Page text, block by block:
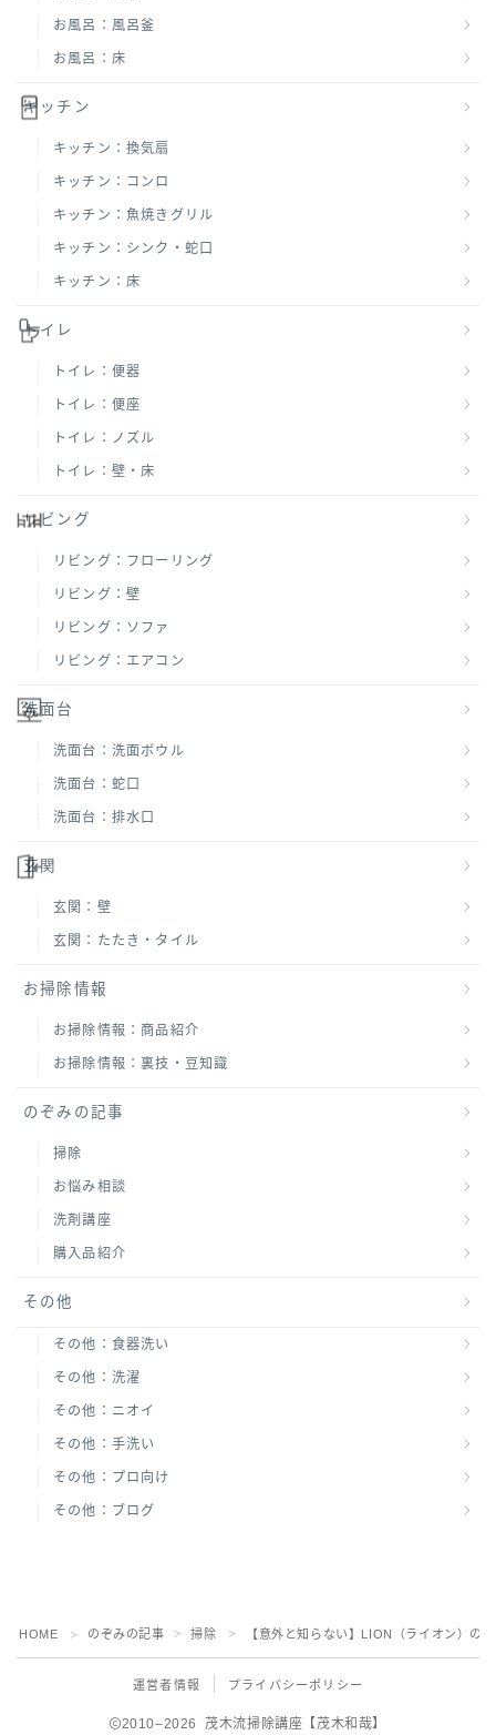
お風呂：風呂釜
お風呂：床
キッチン
キッチン：換気扇
キッチン：コンロ
キッチン：魚焼きグリル
キッチン：シンク・蛇口
キッチン：床
トイレ
トイレ：便器
トイレ：便座
トイレ：ノズル
トイレ：壁・床
リビング
リビング：フローリング
リビング：壁
リビング：ソファ
リビング：エアコン
洗面台
洗面台：洗面ボウル
洗面台：蛇口
洗面台：排水口
玄関
玄関：壁
玄関：たたき・タイル
お掃除情報
お掃除情報：商品紹介
お掃除情報：裏技・豆知識
のぞみの記事
掃除
お悩み相談
洗剤講座
購入品紹介
その他
その他：食器洗い
その他：洗濯
その他：ニオイ
その他：手洗い
その他：プロ向け
その他：ブログ
HOME ＞ のぞみの記事 ＞ 掃除 ＞ 【意外と知らない】LION（ライオン）の
運営者情報 プライバシーポリシー
2010–2026 茂木流掃除講座【茂木和哉】